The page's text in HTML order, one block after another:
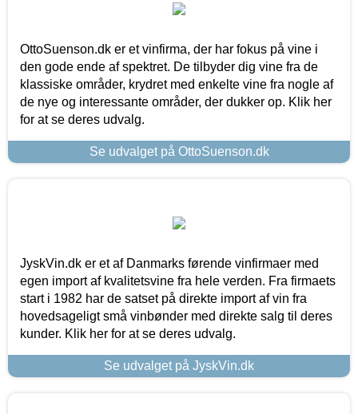
OttoSuenson.dk er et vinfirma, der har fokus på vine i
den gode ende af spektret. De tilbyder dig vine fra de
klassiske områder, krydret med enkelte vine fra nogle af
de nye og interessante områder, der dukker op. Klik her
for at se deres udvalg.
Se udvalget på OttoSuenson.dk
JyskVin.dk er et af Danmarks førende vinfirmaer med
egen import af kvalitetsvine fra hele verden. Fra firmaets
start i 1982 har de satset på direkte import af vin fra
hovedsageligt små vinbønder med direkte salg til deres
kunder. Klik her for at se deres udvalg.
Se udvalget på JyskVin.dk